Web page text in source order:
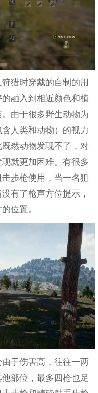
猎时穿戴的自制的用
融入到相近颜色和植
由于很多野生动物为
人类和动物）的视力
然动物发现不了，对
就更加困难。有很多
步枪使用，当一名狙
有了枪声方位提示，
位置。
于伤害高，往往一两
部位，最多四枪也足